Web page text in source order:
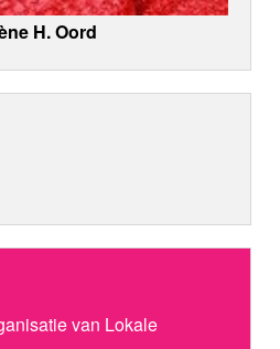
H. Oord
van Lokale